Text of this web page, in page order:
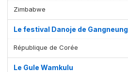
Zimbabwe
Le festival Danoje de Gangneung
République de Corée
Le Gule Wamkulu